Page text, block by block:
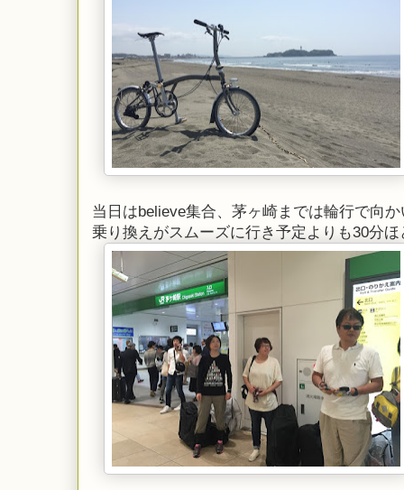
当日はbelieve集合、茅ヶ崎までは輪行で向
乗り換えがスムーズに行き予定よりも30分